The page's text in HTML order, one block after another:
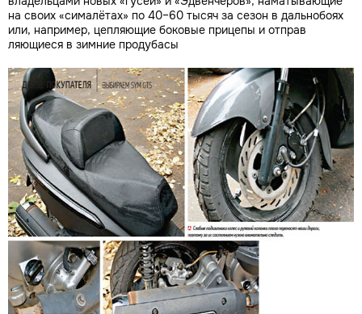
на своих «сималётах» по 40–60 тысяч за сезон в дальнобоях
или, например, цепляющие боковые прицепы и отправ
ляющиеся в зимние продубасы